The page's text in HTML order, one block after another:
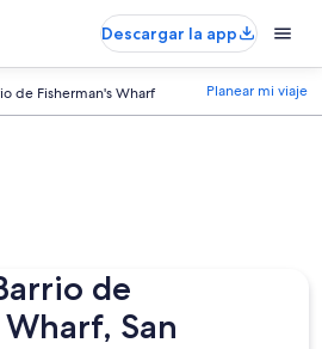
Descargar la app
de Fisherman's Wharf Planear mi viaje
de
San